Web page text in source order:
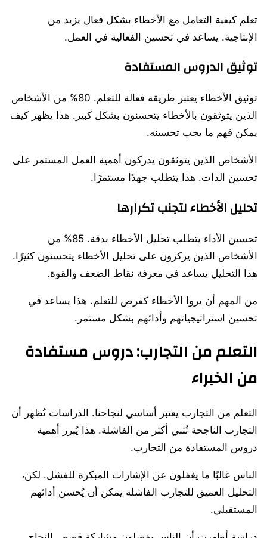
تعلم كيفية التعامل مع الأخطاء بشكل فعال يزيد من
الإنتاجية. يساعد في تحسين الفعالية في العمل.
توثيق الدروس المستفادة
توثيق الأخطاء يعتبر طريقة فعالة للتعلم. 80% من الأشخاص
الذين يتوثقون بالأخطاء يتحسنون بشكل كبير. هذا يظهر كيف
يمكن فهم ما يجب تحسينه.
الأشخاص الذين يتوثقون يدركون أهمية العمل المستمر على
تحسين الذات. هذا يتطلب جهدًا مستمرًا.
تحليل الأخطاء لتجنب تكرارها
تحسين الأداء يتطلب تحليل الأخطاء بدقة. 85% من
الأشخاص الذين يركزون على تحليل الأخطاء يتحسنون كثيرًا.
هذا التحليل يساعد في معرفة نقاط الضعف والقوة.
من المهم أن يروا الأخطاء كفرص للتعلم. هذا يساعد في
تحسين استراتيجياتهم وأدائهم بشكل مستمر.
التعلم من التجارب: دروس مستفادة
من الخبراء
التعلم من التجارب يعتبر أساسي لنجاحنا. الدراسات تُظهر أن
التجارب الناجحة تُثني أكثر من الفاشلة. هذا يُبرز أهمية
دروس المستفادة من التجارب.
الناس غالبًا ما يغفلون عن الإشارات المبكرة للفشل. لكن،
التحليل العميق للتجارب الفاشلة يمكن أن يُحسن أدائهم
المستقبلي.